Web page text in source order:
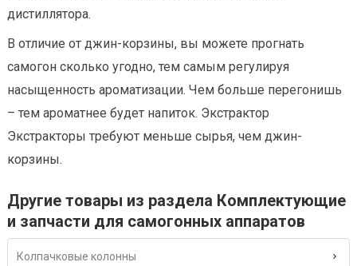
дистиллятора.
В отличие от джин-корзины, вы можете прогнать
самогон сколько угодно, тем самым регулируя
насыщенность ароматизации. Чем больше перегонишь
– тем ароматнее будет напиток. Экстрактор
Экстракторы требуют меньше сырья, чем джин-
корзины.
Другие товары из раздела Комплектующие
и запчасти для самогонных аппаратов
Колпачковые колонны